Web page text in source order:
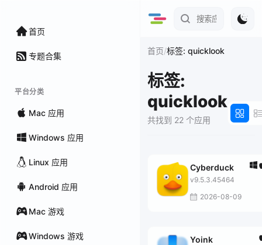
首页
专题合集
平台分类
Mac 应用
Windows 应用
Linux 应用
Android 应用
Mac 游戏
Windows 游戏
首页/标签: quicklook
标签:
quicklook
共找到 22 个应用
Cyberduck
v9.5.3.45464
2026-08-09
Yoink